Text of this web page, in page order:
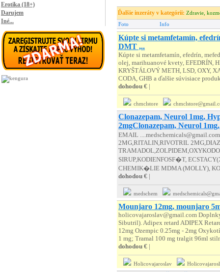
Erotika (18+)
Darujem
Iné...
Ďalšie inzeráty v kategórii: Zdravie,
Foto
Info
Kúpte si metamfetamín,
DMT ,..
Kúpte si metamfetamín, efedrín,
olej, marihuanové kvety, EFEDRÍN,
KRYŠTÁLOVÝ METH, LSD, OXY,
CODA, GHB a ďalšie súvisiace
dohodou € |
chmclstore
Clonazepam, Neurol 1mg,
2mgClonazepam, Neurol
EMAIL
2MG,RITALIN,RIVOTRIL
SIRUP,KODIENFOSF�T,
CHEMIK�LIE MDMA (MOLLY),
dohodou € |
medschem
Mounjaro 12mg, mounjaro
holicovajaroslav@gmail.com
Sibutril). Adipex retard ADIPEX
12mg Ozempic 0.25mg - 2mg
1 mg; Tramal 100 mg tralgit 96ml
dohodou € |
Holicovajaroslav